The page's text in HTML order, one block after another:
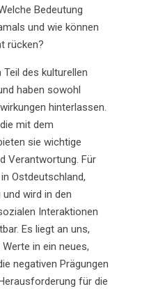
Bedeutung
und wie können
rücken?
Teil des kulturellen
haben sowohl
hinterlassen.
mit dem
sie wichtige
Verantwortung. Für
Ostdeutschland,
wird in den
Interaktionen
Es liegt an uns,
in ein neues,
negativen Prägungen
für die